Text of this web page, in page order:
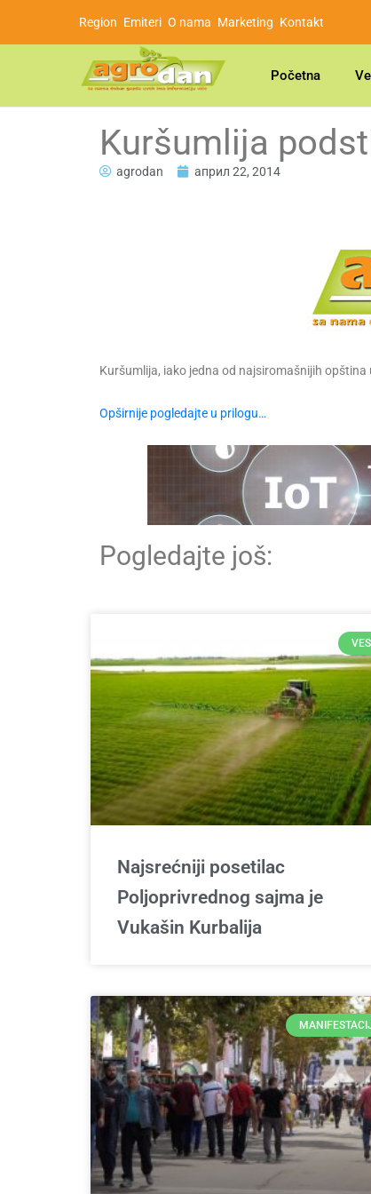
Region Emiteri O nama Marketing Kontakt
Početna
Kuršumlija
agrodan април 22, 2014
Kuršumlija, iako jedna od najsiromašnijih
Opširnije pogledajte u prilogu…
Pogledajte još:
Najsrećniji posetilac
Poljoprivrednog sajma je
Vukašin Kurbalija